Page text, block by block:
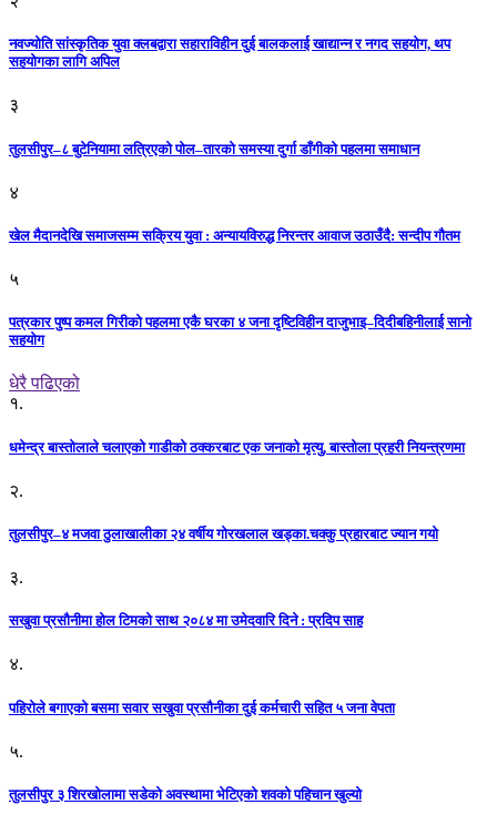
नवज्योति सांस्कृतिक युवा क्लबद्वारा सहाराविहीन दुई बालकलाई खाद्यान्न र नगद सहयोग, थप
सहयोगका लागि अपिल
३
तुलसीपुर–८ बुटेनियामा लत्रिएको पोल–तारको समस्या दुर्गा डाँगीको पहलमा समाधान
४
खेल मैदानदेखि समाजसम्म सक्रिय युवा : अन्यायविरुद्ध निरन्तर आवाज उठाउँदै: सन्दीप गौतम
५
पत्रकार पुष्प कमल गिरीको पहलमा एकै घरका ४ जना दृष्टिविहीन दाजुभाइ–दिदीबहिनीलाई सानो
सहयोग
धेरै पढिएको
१.
धमेन्द्र बास्तोलाले चलाएको गाडीको ठक्करबाट एक जनाको मृत्यु, बास्तोला प्रहरी नियन्त्रणमा
२.
तुलसीपुर–४ मजवा ठुलाखालीका २४ वर्षीय गोरखलाल खड्का.चक्कु प्रहारबाट ज्यान गयो
३.
सखुवा प्रसौनीमा होल टिमको साथ २०८४ मा उमेदवारि दिने : प्रदिप साह
४.
पहिराेले बगाएकाे बसमा सवार सखुवा प्रसाैनीका दुई कर्मचारी सहित ५ जना वेपता
५.
तुलसीपुर ३ शिरखोलामा सडेको अवस्थामा भेटिएको शवको पहिचान खुल्यो